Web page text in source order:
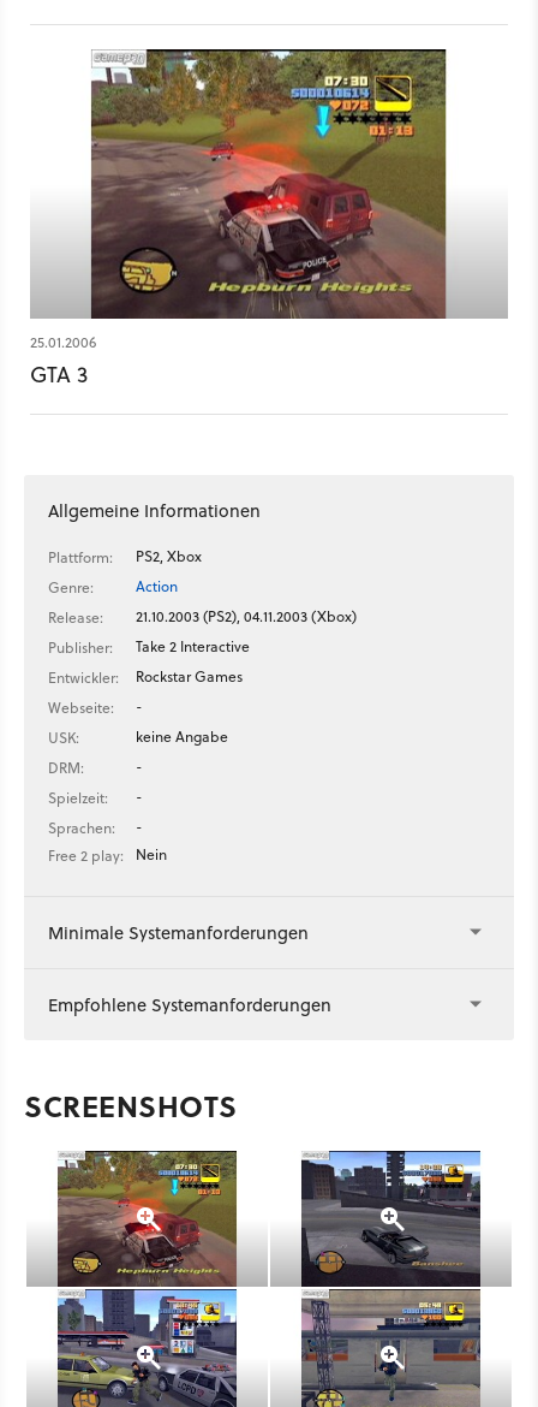
25.01.2006
GTA 3
Allgemeine Informationen
Plattform:
PS2, Xbox
Genre:
Action
Release:
21.10.2003 (PS2), 04.11.2003 (Xbox)
Publisher:
Take 2 Interactive
Entwickler:
Rockstar Games
Webseite:
-
USK:
keine Angabe
DRM:
-
Spielzeit:
-
Sprachen:
-
Free 2 play:
Nein
Minimale Systemanforderungen
Empfohlene Systemanforderungen
SCREENSHOTS